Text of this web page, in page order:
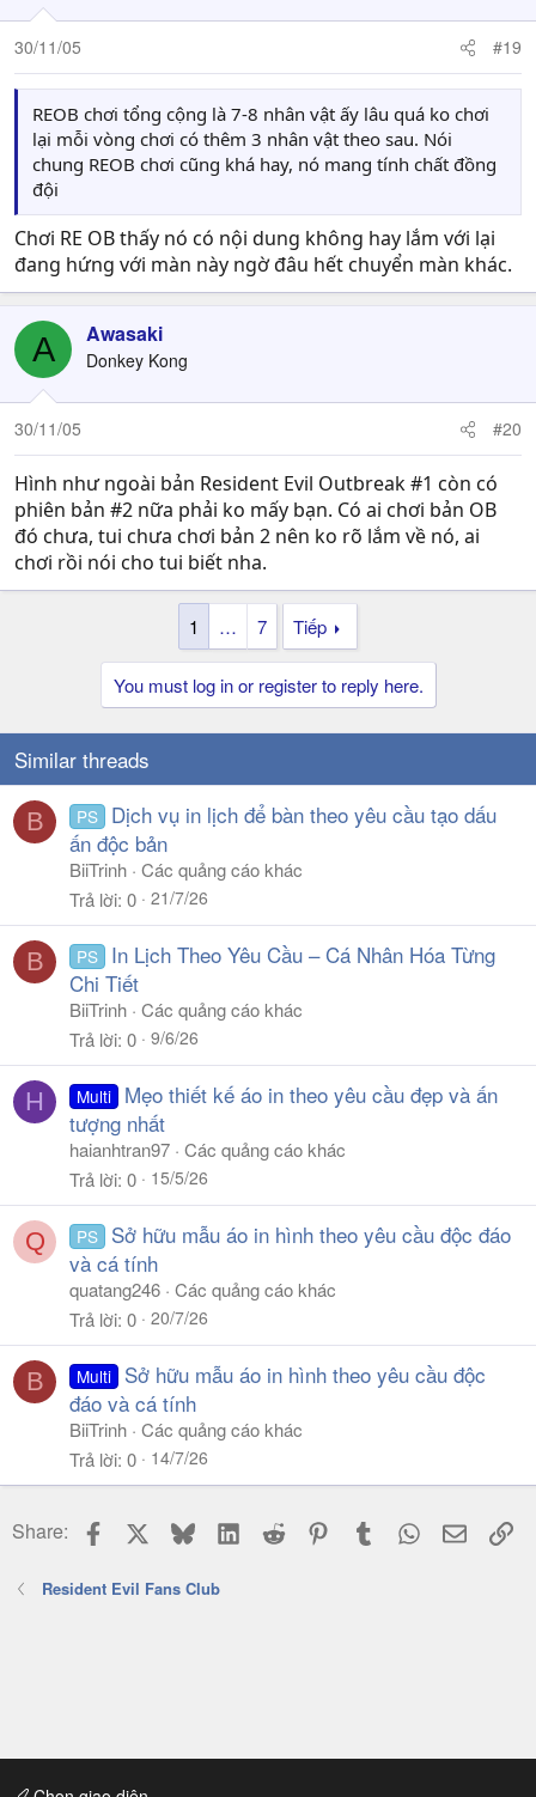
30/11/05 #19
REOB chơi tổng cộng là 7-8 nhân vật ấy lâu quá ko chơi
lại mỗi vòng chơi có thêm 3 nhân vật theo sau. Nói
chung REOB chơi cũng khá hay, nó mang tính chất đồng
đội
Chơi RE OB thấy nó có nội dung không hay lắm với lại
đang hứng với màn này ngờ đâu hết chuyển màn khác.
A Awasaki
Donkey Kong
30/11/05 #20
Hình như ngoài bản Resident Evil Outbreak #1 còn có
phiên bản #2 nữa phải ko mấy bạn. Có ai chơi bản OB
đó chưa, tui chưa chơi bản 2 nên ko rõ lắm về nó, ai
chơi rồi nói cho tui biết nha.
1 … 7 Tiếp
You must log in or register to reply here.
Similar threads
B PS
Dịch vụ in lịch để bàn theo yêu cầu tạo dấu
ấn độc bản
BiiTrinh Các quảng cáo khác
Trả lời 0 21/7/26
B PS
In Lịch Theo Yêu Cầu – Cá Nhân Hóa Từng
Chi Tiết
BiiTrinh Các quảng cáo khác
Trả lời 0 9/6/26
H Multi
Mẹo thiết kế áo in theo yêu cầu đẹp và ấn
tượng nhất
haianhtran97 Các quảng cáo khác
Trả lời 0 15/5/26
Q PS
Sở hữu mẫu áo in hình theo yêu cầu độc đáo
và cá tính
quatang246 Các quảng cáo khác
Trả lời 0 20/7/26
B Multi
Sở hữu mẫu áo in hình theo yêu cầu độc
đáo và cá tính
BiiTrinh Các quảng cáo khác
Trả lời 0 14/7/26
Share: Facebook BlueskyLinkedIn
Reddit PinterestTumblr WhatsApp
Email
Resident Evil Fans Club